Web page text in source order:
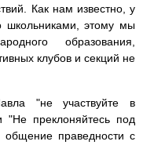
Как нам известно, у
школьниками, этому мы
образования,
клубов и секций не
"не участвуйте в
преклоняйтесь под
праведности с